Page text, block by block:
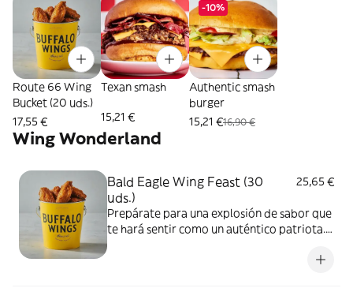
Route 66 Wing
Bucket (20 uds.)
17,55 €
Texan smash
15,21 €
-10%
Authentic smash
burger
15,21 €16,90 €
Wing Wonderland
Bald Eagle Wing Feast (30
uds.)
25,65 €
Prepárate para una explosión de sabor que
te hará sentir como un auténtico patriota.